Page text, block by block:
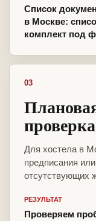
Список
в Москве:
комплект под
03
проверка
Для хостела в
предписания
отсутствующих
РЕЗУЛЬТАТ
Проверяем